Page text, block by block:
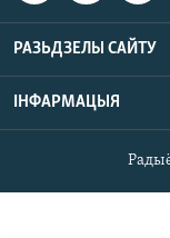
РАЗЬДЗЕЛЫ САЙТУ
ІНФАРМАЦЫЯ